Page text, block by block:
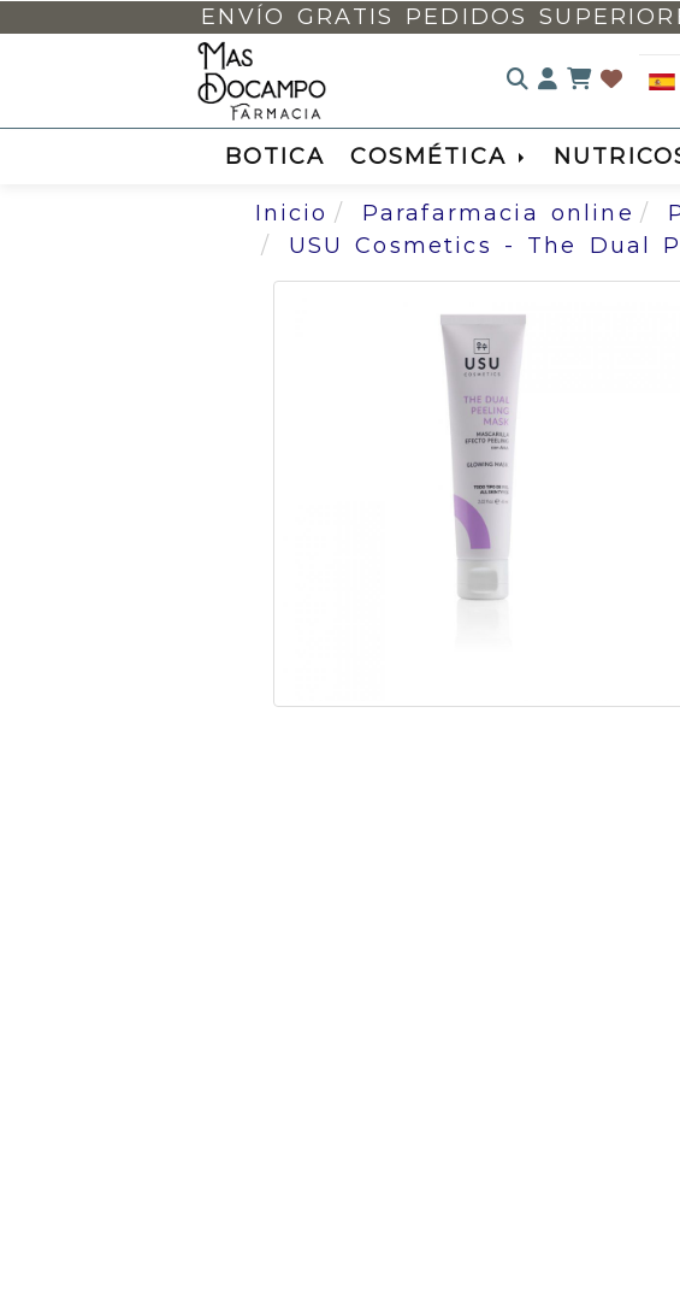
ENVÍO GRATIS PEDIDOS
BOTICA COSMÉTICA
Inicio Parafarmacia online
USU Cosmetics - The Dual